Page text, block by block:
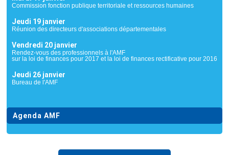
Commission fonction publique territoriale et ressources humaines
Jeudi 19 janvier
Réunion des directeurs d'associations départementales
Vendredi 20 janvier
Rendez-vous des professionnels à l'AMF
sur la loi de finances pour 2017 et la loi de finances rectificative pour 2016
Jeudi 26 janvier
Bureau de l'AMF
Agenda AMF